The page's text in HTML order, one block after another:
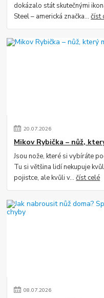
dokázalo stát skutečnými
Steel – americká značka...číst
20.07.2026
Mikov Rybička – nůž,
Jsou nože, které si vybíráte
Tu si většina lidí nekupuje
pojistce, ale kvůli v...číst celé
08.07.2026